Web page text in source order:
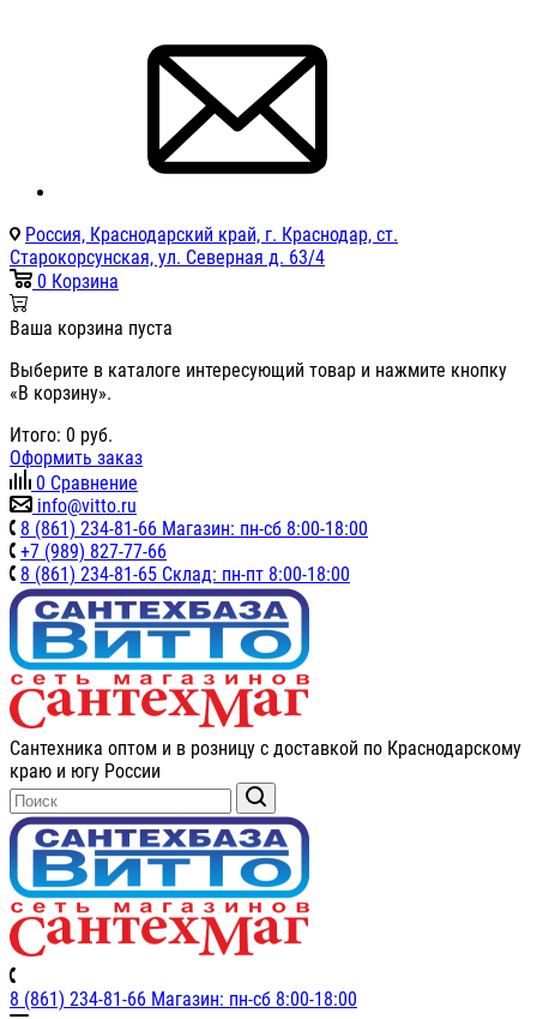
Россия, Краснодарский край, г. Краснодар, ст.
Старокорсунская, ул. Северная д. 63/4
0 Корзина
Ваша корзина пуста
Выберите в каталоге интересующий товар и нажмите кнопку
«В корзину».
Итого: 0 руб.
Оформить заказ
0 Сравнение
info@vitto.ru
8 (861) 234-81-66 Магазин: пн-сб 8:00-18:00
+7 (989) 827-77-66
8 (861) 234-81-65 Склад: пн-пт 8:00-18:00
Сантехника оптом и в розницу с доставкой по Краснодарскому
краю и югу России
8 (861) 234-81-66 Магазин: пн-сб 8:00-18:00